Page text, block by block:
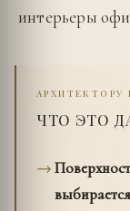
интерьеры
АРХИТЕКТОРУ
ЧТО ЭТО